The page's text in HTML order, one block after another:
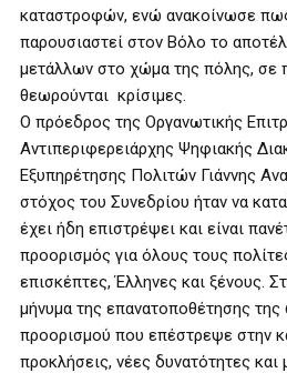
καταστροφών, ενώ ανακοίνωσε
παρουσιαστεί στον Βόλο το
μετάλλων στο χώμα της πόλης, σε
θεωρούνται κρίσιμες.
Ο πρόεδρος της Οργανωτικής
Αντιπεριφερειάρχης Ψηφιακής
Εξυπηρέτησης Πολιτών Γιάννης
στόχος του Συνεδρίου ήταν να
έχει ήδη επιστρέψει και είναι
προορισμός για όλους τους
επισκέπτες, Έλληνες και ξένους.
μήνυμα της επανατοποθέτησης της
προορισμού που επέστρεψε στην
προκλήσεις, νέες δυνατότητες και